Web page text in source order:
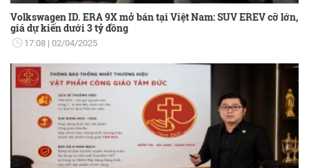
Volkswagen ID. ERA 9X mở bán tại Việt Nam: SUV EREV cỡ lớn,
giá dự kiến dưới 3 tỷ đồng
17:08 02/04/2025